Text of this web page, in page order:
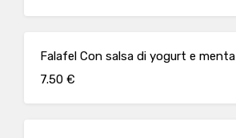
Falafel Con salsa di yogurt e menta
7.50 €